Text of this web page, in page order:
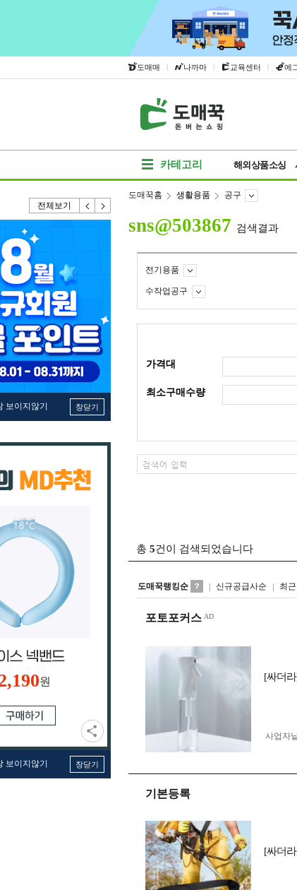
도매매 | 나까마 | 교육센터 | 에
카테고리 해외상품소싱
전체보기
보이지않기 창닫기
원
보이지않기 창닫기
도매꾹홈 생활용품 공구
sns@503867 검색결과
전기용품
수작업공구
가격대
최소구매수량
총 5건이 검색되었습니다
도매꾹랭킹순 신규공급사순 최
포토포커스
[싸더
사업자
기본등록
[싸더